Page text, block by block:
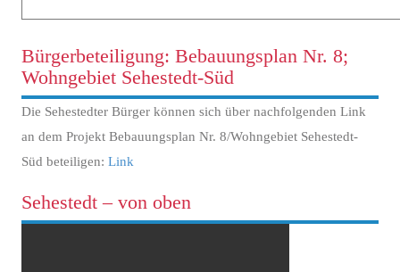
Bürgerbeteiligung: Bebauungsplan Nr. 8;
Wohngebiet Sehestedt-Süd
Die Sehestedter Bürger können sich über nachfolgenden Link
an dem Projekt Bebauungsplan Nr. 8/Wohngebiet Sehestedt-
Süd beteiligen: Link
Sehestedt – von oben